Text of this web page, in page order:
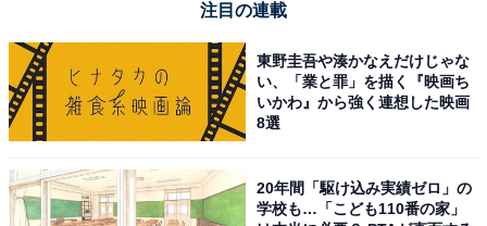
注目の連載
東野圭吾や湊かなえだけじゃな
い、「業と罪」を描く『映画ち
いかわ』から強く連想した映画
8選
20年間「駆け込み実績ゼロ」の
学校も…「こども110番の家」